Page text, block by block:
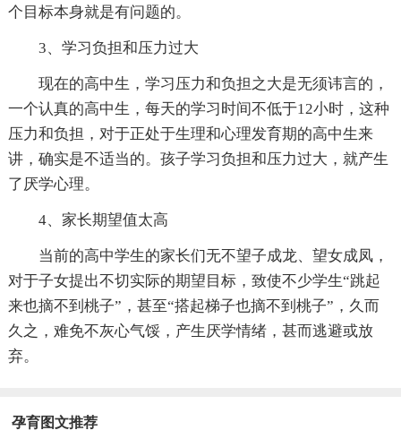
个目标本身就是有问题的。
3、学习负担和压力过大
现在的高中生，学习压力和负担之大是无须讳言的，
一个认真的高中生，每天的学习时间不低于12小时，这种
压力和负担，对于正处于生理和心理发育期的高中生来
讲，确实是不适当的。孩子学习负担和压力过大，就产生
了厌学心理。
4、家长期望值太高
当前的高中学生的家长们无不望子成龙、望女成凤，
对于子女提出不切实际的期望目标，致使不少学生“跳起
来也摘不到桃子”，甚至“搭起梯子也摘不到桃子”，久而
久之，难免不灰心气馁，产生厌学情绪，甚而逃避或放
弃。
孕育图文推荐